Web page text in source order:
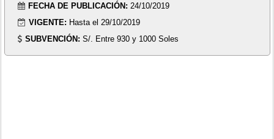
FECHA DE PUBLICACIÓN: 24/10/2019
VIGENTE: Hasta el 29/10/2019
SUBVENCIÓN: S/. Entre 930 y 1000 Soles